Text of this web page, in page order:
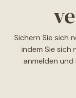
Sichern Sie sich
indem Sie
anmelden und